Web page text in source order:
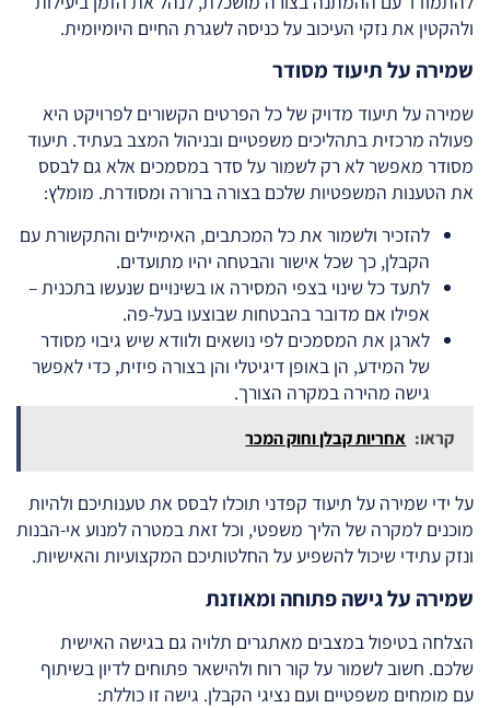
ולהקטין את נזקי העיכוב על כניסה לשגרת החיים היומיומית.
שמירה על תיעוד מסודר
שמירה על תיעוד מדויק של כל הפרטים הקשורים לפרויקט היא
פעולה מרכזית בתהליכים משפטיים ובניהול המצב בעתיד. תיעוד
מסודר מאפשר לא רק לשמור על סדר במסמכים אלא גם לבסס
את הטענות המשפטיות שלכם בצורה ברורה ומסודרת. מומלץ:
להזכיר ולשמור את כל המכתבים, האימיילים והתקשורת עם
הקבלן, כך שכל אישור והבטחה יהיו מתועדים.
לתעד כל שינוי בצפי המסירה או בשינויים שנעשו בתכנית –
אפילו אם מדובר בהבטחות שבוצעו בעל-פה.
לארגן את המסמכים לפי נושאים ולוודא שיש גיבוי מסודר
של המידע, הן באופן דיגיטלי והן בצורה פיזית, כדי לאפשר
גישה מהירה במקרה הצורך.
קראו: אחריות קבלן וחוק המכר
על ידי שמירה על תיעוד קפדני תוכלו לבסס את טענותיכם ולהיות
מוכנים למקרה של הליך משפטי, וכל זאת במטרה למנוע אי-הבנות
ונזק עתידי שיכול להשפיע על החלטותיכם המקצועיות והאישיות.
שמירה על גישה פתוחה ומאוזנת
הצלחה בטיפול במצבים מאתגרים תלויה גם בגישה האישית
שלכם. חשוב לשמור על קור רוח ולהישאר פתוחים לדיון בשיתוף
עם מומחים משפטיים ועם נציגי הקבלן. גישה זו כוללת: